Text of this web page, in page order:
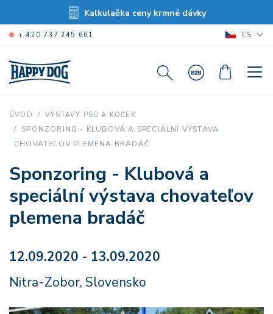
Kalkulačka ceny krmné dávky
+ 420 737 245 661 CS
ÚVOD VÝSTAVY PSŮ A KOČEK
SPONZORING - KLUBOVÁ A SPECIÁLNÍ VÝSTAVA
CHOVATEĽOV PLEMENA BRADÁČ
Sponzoring - Klubová a
speciální výstava chovateľov
plemena bradáč
12.09.2020 - 13.09.2020
Nitra-Zobor, Slovensko